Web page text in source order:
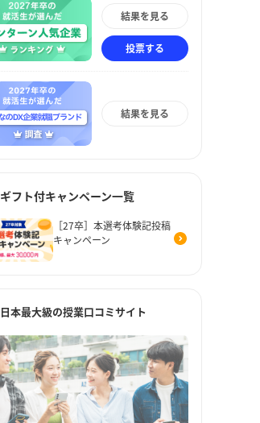
結果を見る
投票する
結果を見る
ギフト付キャンペーン一覧
［27卒］本選考体験記投稿
キャンペーン
日本最大級の授業口コミサイト